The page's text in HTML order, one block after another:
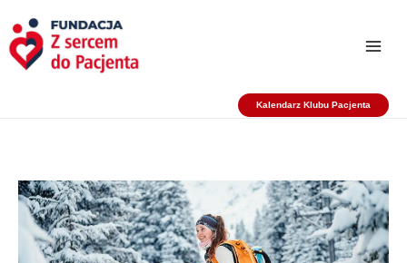
do
treści
Kalendarz Klubu Pacjenta